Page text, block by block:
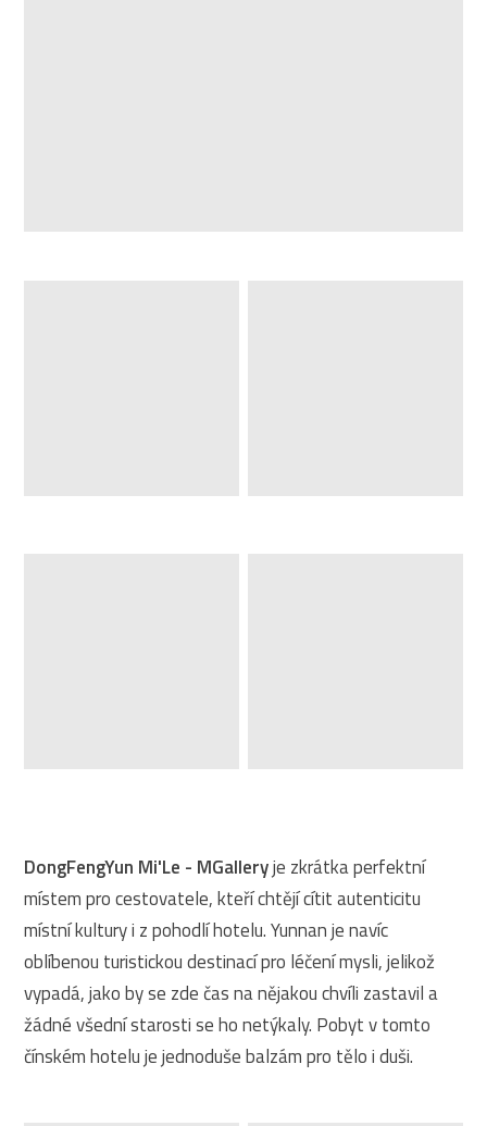
DongFengYun Mi'Le - MGalleryje zkrátka perfektní
místem pro cestovatele, kteří chtějí cítit autenticitu
místní kultury i z pohodlí hotelu. Yunnan je navíc
oblíbenou turistickou destinací pro léčení mysli, jelikož
vypadá, jako by se zde čas na nějakou chvíli zastavil a
žádné všední starosti se ho netýkaly. Pobyt v tomto
čínském hotelu je jednoduše balzám pro tělo i duši.